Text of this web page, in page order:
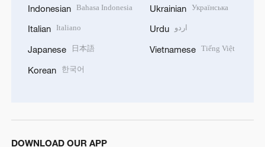
Indonesian Bahasa Indonesia
Italian Italiano
Japanese 日本語
Korean 한국어
Ukrainian Українська
Urdu اردو
Vietnamese Tiếng Việt
DOWNLOAD OUR APP